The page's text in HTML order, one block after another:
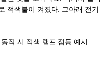
적색불이 켜졌다. 그아래 전기